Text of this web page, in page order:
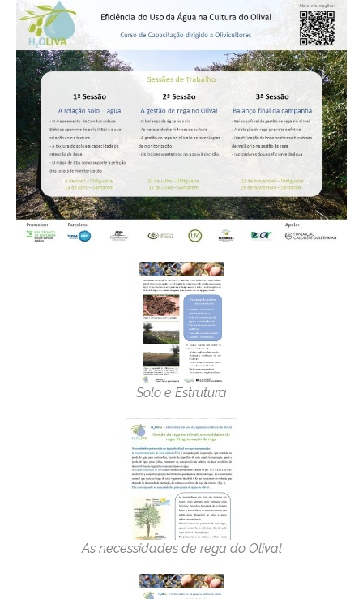
Solo e Estrutura
As necessidades de rega do Olival